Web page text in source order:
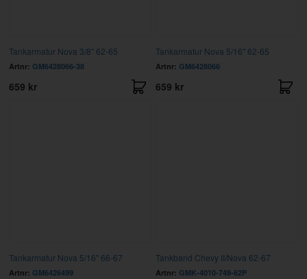
Tankarmatur Nova 3/8" 62-65
Artnr: GM6428066-38
659 kr
Tankarmatur Nova 5/16" 62-65
Artnr: GM6428066
659 kr
Tankarmatur Nova 5/16" 66-67
Artnr: GM6426499
Tankband Chevy II/Nova 62-67
Artnr: GMK-4010-749-62P